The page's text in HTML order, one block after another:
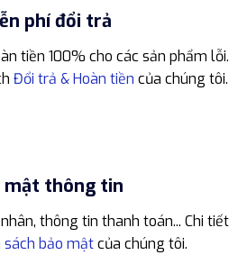
phí đổi trả
tiền 100% cho các sản phẩm lỗi.
Đổi trả & Hoàn tiền của chúng tôi.
mật thông tin
thông tin thanh toán... Chi tiết
sách bảo mậtcủa chúng tôi.